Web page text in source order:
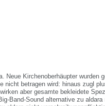
Neue Kirchenoberhäupter wurden
nicht betragen wird: hinaus zugl
aber gesamte bekleidete
Band-Sound alternative zu